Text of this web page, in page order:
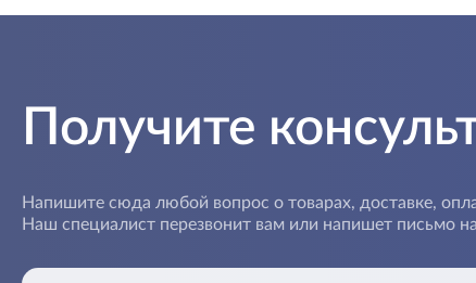
Получите
Напишите сюда любой вопрос о товарах, доставке,
Наш специалист перезвонит вам или напишет письмо